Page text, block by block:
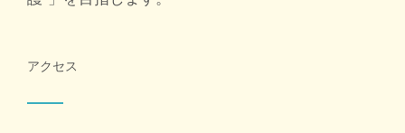
アクセス